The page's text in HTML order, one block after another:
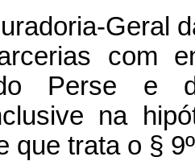
Geral
com
Perse e
na
que trata o §